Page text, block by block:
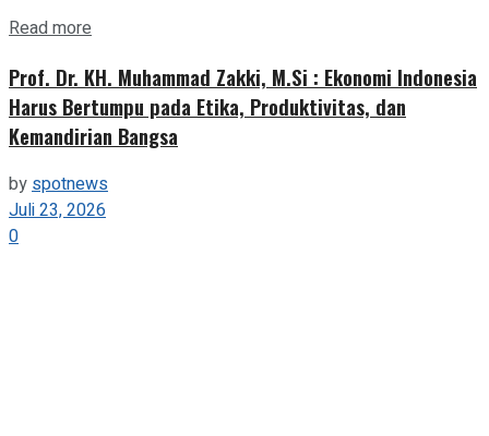
Read more
Prof. Dr. KH. Muhammad Zakki, M.Si : Ekonomi Indonesia
Harus Bertumpu pada Etika, Produktivitas, dan
Kemandirian Bangsa
by spotnews
Juli 23, 2026
0